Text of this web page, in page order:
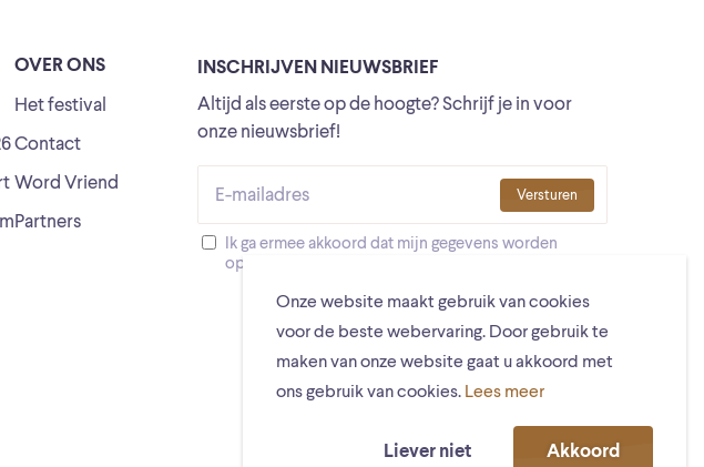
Onze website maakt gebruik van cookies
voor de beste webervaring. Door gebruik te
maken van onze website gaat u akkoord met
ons gebruik van cookies. Lees meer
Liever niet Akkoord
OVER ONS
Het festival
Contact
Word Vriend
Partners
INSCHRIJVEN NIEUWSBRIEF
Altijd als eerste op de hoogte? Schrijf je in voor
onze nieuwsbrief!
Ik ga ermee akkoord dat mijn gegevens worden
opgeslagen
Versturen